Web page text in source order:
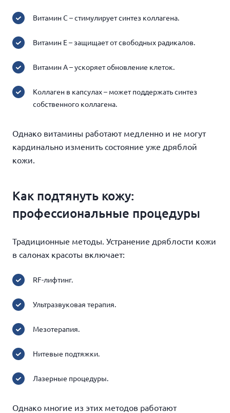
Витамин C – стимулирует синтез коллагена.
Витамин E – защищает от свободных радикалов.
Витамин A – ускоряет обновление клеток.
Коллаген в капсулах – может поддержать синтез
собственного коллагена.
Однако витамины работают медленно и не могут
кардинально изменить состояние уже дряблой
кожи.
Как подтянуть кожу:
профессиональные процедуры
Традиционные методы. Устранение дряблости кожи
в салонах красоты включает:
RF-лифтинг.
Ультразвуковая терапия.
Мезотерапия.
Нитевые подтяжки.
Лазерные процедуры.
Однако многие из этих методов работают